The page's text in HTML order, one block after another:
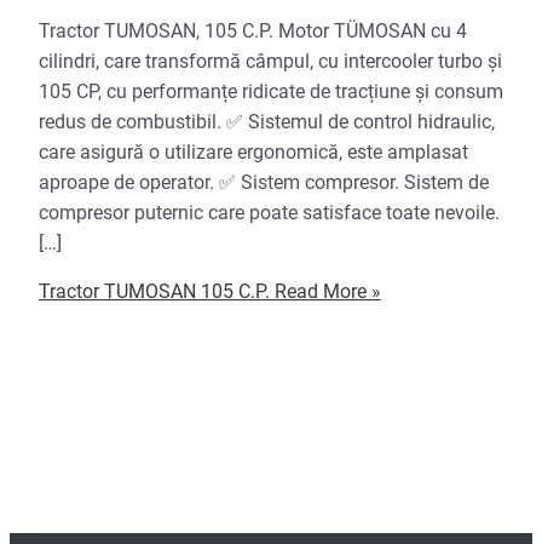
Tractor TUMOSAN, 105 C.P. Motor TÜMOSAN cu 4
cilindri, care transformă câmpul, cu intercooler turbo și
105 CP, cu performanțe ridicate de tracțiune și consum
redus de combustibil. ✅ Sistemul de control hidraulic,
care asigură o utilizare ergonomică, este amplasat
aproape de operator. ✅ Sistem compresor. Sistem de
compresor puternic care poate satisface toate nevoile.
[…]
Tractor TUMOSAN 105 C.P. Read More »